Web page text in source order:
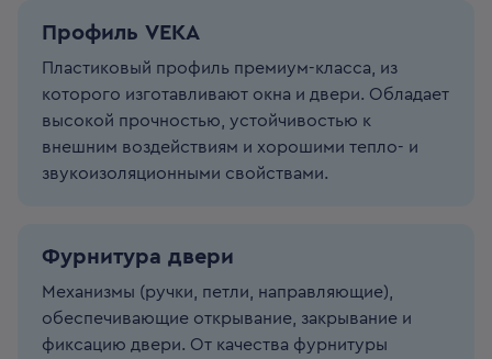
Профиль VEKA
Пластиковый профиль премиум-класса, из
которого изготавливают окна и двери. Обладает
высокой прочностью, устойчивостью к
внешним воздействиям и хорошими тепло- и
звукоизоляционными свойствами.
Фурнитура двери
Механизмы (ручки, петли, направляющие),
обеспечивающие открывание, закрывание и
фиксацию двери. От качества фурнитуры